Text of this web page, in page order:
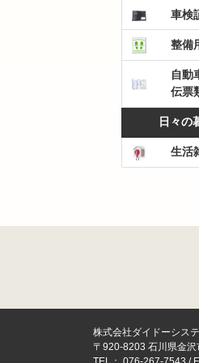
車検
整備
自動
伝票
日々の
生活
株式会社ダイドーシス
〒920-8203 石川県金